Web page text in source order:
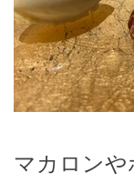
マカロンや